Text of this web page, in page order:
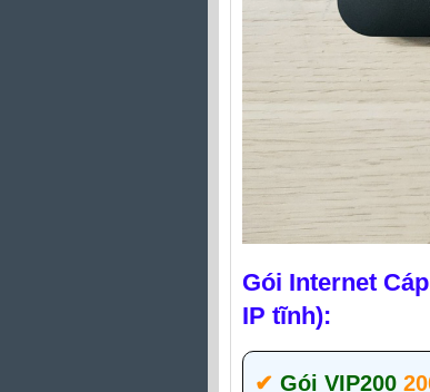
Gói Internet
IP tĩnh):
✔‎ Gói VIP200